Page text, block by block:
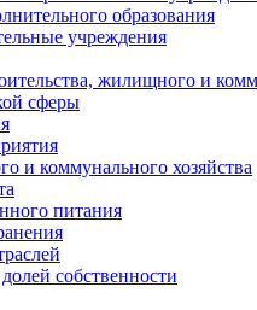
образования
учреждения
жилищного и
сферы
и коммунального хозяйства
питания
собственности